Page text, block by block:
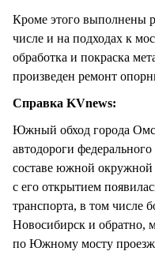
Кроме этого выполнены
числе и на подходах к
обработка и покраска
произведен ремонт
Справка KVnews:
Южный обход города
автодороги
составе южной окружной
с его открытием
транспорта, в том числе
Новосибирск и обратно,
по Южному мосту